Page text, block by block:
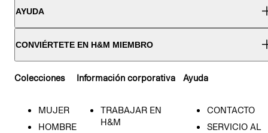
AYUDA
CONVIÉRTETE EN H&M MIEMBRO
Colecciones
MUJER
HOMBRE
Información corporativa
TRABAJAR EN
H&M
Ayuda
CONTACTO
SERVICIO AL